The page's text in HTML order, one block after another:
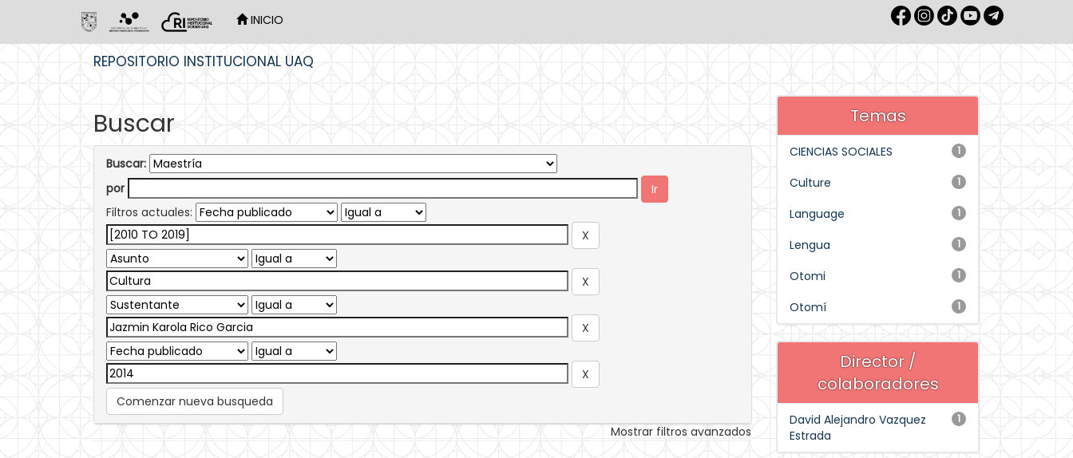
INICIO
REPOSITORIO INSTITUCIONAL UAQ
Buscar
Buscar:
por
Filtros actuales:
Comenzar nueva busqueda
Mostrar filtros avanzados
Temas
1
CIENCIAS SOCIALES
1
Culture
1
Language
1
Lengua
1
Otomi
1
Otomí
Director /
colaboradores
1
David Alejandro Vazquez
Estrada